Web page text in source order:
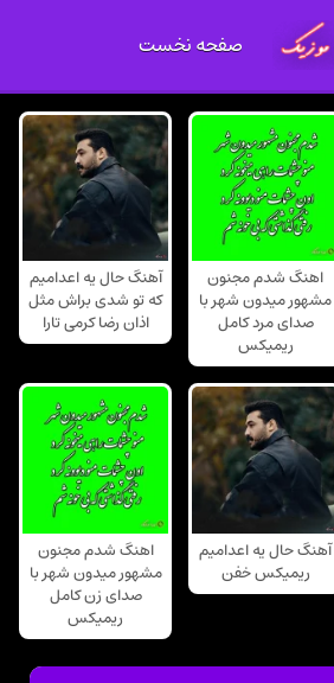
صفحه نخست
اهنگ شدم مجنون
مشهور میدون شهر با
صدای مرد کامل
ریمیکس
آهنگ حال یه اعدامیم
که تو شدی براش مثل
اذان رضا کرمی تارا
آهنگ حال یه اعدامیم
ریمیکس خفن
اهنگ شدم مجنون
مشهور میدون شهر با
صدای زن کامل
ریمیکس